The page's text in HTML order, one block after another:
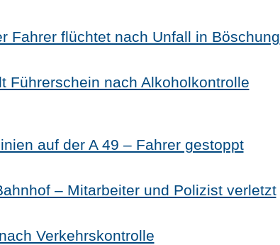
Fahrer flüchtet nach Unfall in Böschung
Führerschein nach Alkoholkontrolle
auf der A 49 – Fahrer gestoppt
– Mitarbeiter und Polizist verletzt
Verkehrskontrolle